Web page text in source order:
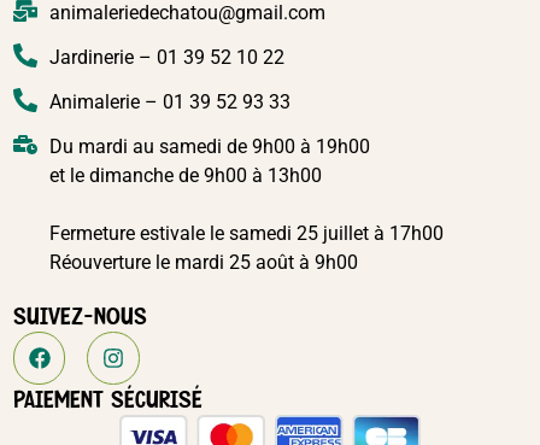
SUIVEZ-NOUS
PAIEMENT SÉCURISÉ
animaleriedechatou@gmail.com
Jardinerie – 01 39 52 10 22
Animalerie – 01 39 52 93 33
Du mardi au samedi de 9h00 à 19h00
et le dimanche de 9h00 à 13h00
Fermeture estivale le samedi 25 juillet à 17h00
Réouverture le mardi 25 août à 9h00